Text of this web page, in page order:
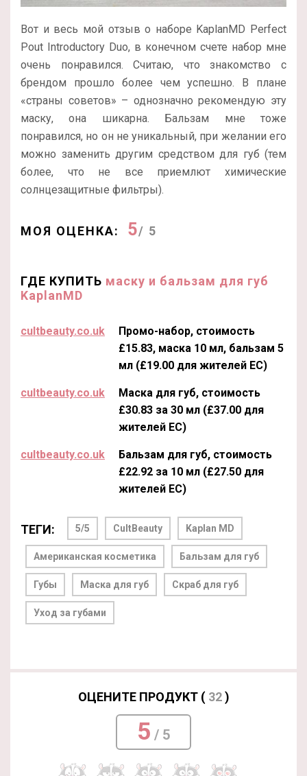
Вот и весь мой отзыв о наборе KaplanMD Perfect
Pout Introductory Duo, в конечном счете набор мне
очень понравился. Считаю, что знакомство с
брендом прошло более чем успешно. В плане
«страны советов» – однозначно рекомендую эту
маску, она шикарна. Бальзам мне тоже
понравился, но он не уникальный, при желании его
можно заменить другим средством для губ (тем
более, что не все приемлют химические
солнцезащитные фильтры).
МОЯ ОЦЕНКА: 5/ 5
ГДЕ КУПИТЬ маску и бальзам для губ
KaplanMD
cultbeauty.co.uk
Промо-набор, стоимость
£15.83, маска 10 мл, бальзам 5
мл (£19.00 для жителей ЕС)
cultbeauty.co.uk
Маска для губ, стоимость
£30.83 за 30 мл (£37.00 для
жителей ЕС)
cultbeauty.co.uk
Бальзам для губ, стоимость
£22.92 за 10 мл (£27.50 для
жителей ЕС)
ТЕГИ: 5/5 CultBeauty Kaplan MD
Американская косметика Бальзам для губ
Губы Маска для губ Скраб для губ
Уход за губами
ОЦЕНИТЕ ПРОДУКТ ( 32)
5 / 5